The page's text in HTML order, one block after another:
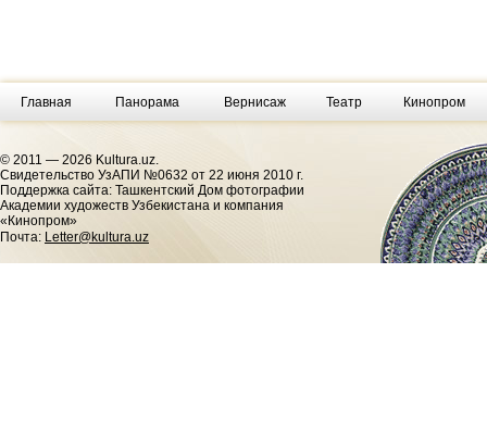
Главная Панорама Вернисаж Театр Кинопром
© 2011 — 2026 Kultura.uz.
Cвидетельство УзАПИ №0632 от 22 июня 2010 г.
Поддержка сайта: Ташкентский Дом фотографии
Академии художеств Узбекистана и компания
«Кинопром»
Почта: Letter@kultura.uz